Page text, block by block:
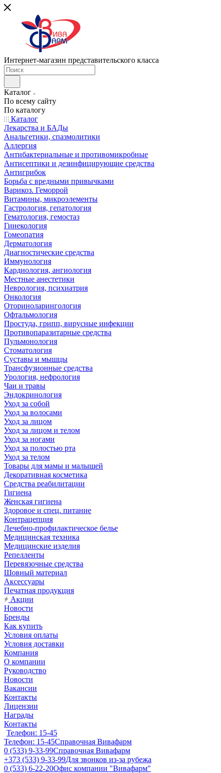
Интернет-магазин представительского класса
Каталог
По всему сайту
По каталогу
Каталог
Лекарства и БАДы
Анальгетики, спазмолитики
Аллергия
Антибактериальные и противомикробные
Антисептики и дезинфицирующие средства
Антигрибок
Борьба с вредными привычками
Варикоз. Геморрой
Витамины, микроэлементы
Гастрология, гепатология
Гематология, гемостаз
Гинекология
Гомеопатия
Дерматология
Диагностические средства
Иммунология
Кардиология, ангиология
Местные анестетики
Неврология, психиатрия
Онкология
Оториноларингология
Офтальмология
Простуда, грипп, вирусные инфекции
Противопаразитарные средства
Пульмонология
Стоматология
Суставы и мышцы
Трансфузионные средства
Урология, нефрология
Чаи и травы
Эндокринология
Уход за собой
Уход за волосами
Уход за лицом
Уход за лицом и телом
Уход за ногами
Уход за полостью рта
Уход за телом
Товары для мамы и малышей
Декоративная косметика
Средства реабилитации
Гигиена
Женская гигиена
Здоровое и спец. питание
Контрацепция
Лечебно-профилактическое белье
Медицинская техника
Медицинские изделия
Репелленты
Перевязочные средства
Шовный материал
Аксессуары
Печатная продукция
Акции
Новости
Бренды
Как купить
Условия оплаты
Условия доставки
Компания
О компании
Руководство
Новости
Вакансии
Контакты
Лицензии
Награды
Контакты
Телефон: 15-45
Телефон: 15-45Справочная Вивафарм
0 (533) 9-33-99Справочная Вивафарм
+373 (533) 9-33-99Для звонков из-за рубежа
0 (533) 6-22-20Офис компании "Вивафарм"